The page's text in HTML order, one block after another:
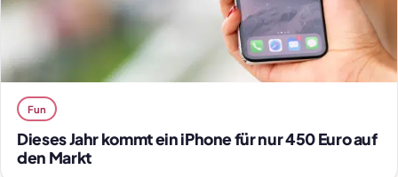
Fun
Dieses Jahr kommt ein iPhone für nur 450 Euro auf
den Markt